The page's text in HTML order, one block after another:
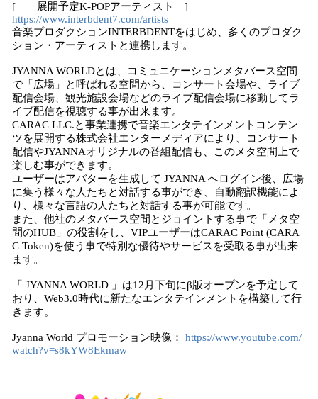
[ 展開予定K-POPアーティスト ]
https://www.interbdent7.com/artists
音楽プロダクションINTERBDENTをはじめ、多くのプロダク
ション・アーティストと連携します。
JYANNA WORLDとは、コミュニケーションメタバース空間
で「広場」と呼ばれる空間から、コンサート会場や、ライブ
配信会場、観光施設会場などのライブ配信会場に移動してラ
イブ配信を視聴する事が出来ます。
CARAC LLC.と事業連携で音楽エンタテインメントコンテン
ツを展開する株式会社エンターメディアにより、コンサート
配信やJYANNAオリジナルの番組配信も、このメタ空間上で
楽しむ事ができます。
ユーザーはアバターを生成して JYANNA へログイン後、広場
に集う様々な人たちと対話する事ができ、自動翻訳機能によ
り、様々な言語の人たちと対話する事が可能です。
また、他社のメタバース空間とジョイントする事で「メタ空
間のHUB」の役割をし、VIPユーザーはCARAC Point (CARA
C Token)を使う事で特別な優待やサービスを受取る事が出来
ます。
「 JYANNA WORLD 」は12月下旬にβ版オープンを予定して
おり、Web3.0時代に新たなエンタテインメントを構築して行
きます。
Jyanna World プロモーション映像： https://www.youtube.com/
watch?v=s8kYW8Ekmaw